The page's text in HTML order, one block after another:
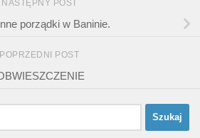
NASTĘPNY POST
porządki w Baninie.
POPRZEDNI POST